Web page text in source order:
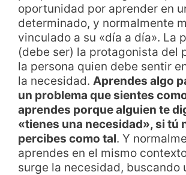
oportunidad por aprender en
determinado, y normalmente
vinculado a su «día a día». La
(debe ser) la protagonista del
la persona quien debe sentir
la necesidad. Aprendes algo
un problema que sientes
aprendes porque alguien te
«tienes una necesidad», si tú
percibes como tal. Y
aprendes en el mismo
surge la necesidad, buscando